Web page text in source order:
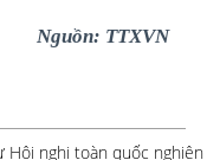
Nguồn: TTXVN
Hội nghị toàn quốc nghiên